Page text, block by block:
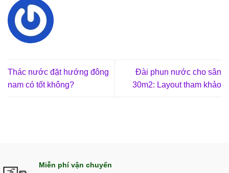
Thác nước đặt hướng đông
nam có tốt không?
Đài phun nước cho sân
30m2: Layout tham khảo
Miễn phí vận chuyển